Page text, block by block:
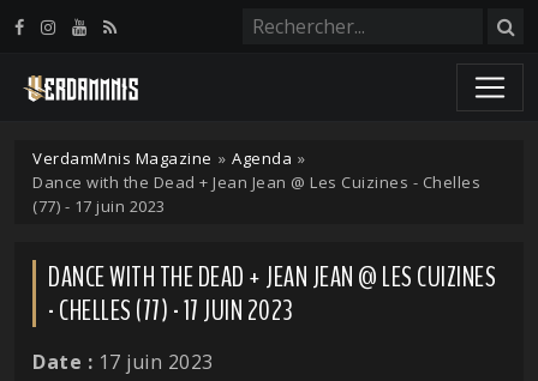
VerdamMnis Magazine » Agenda »
Dance with the Dead + Jean Jean @ Les Cuizines - Chelles
(77) - 17 juin 2023
DANCE WITH THE DEAD + JEAN JEAN @ LES CUIZINES
- CHELLES (77) - 17 JUIN 2023
Date : 17 juin 2023
Panneau de gestion des cookies